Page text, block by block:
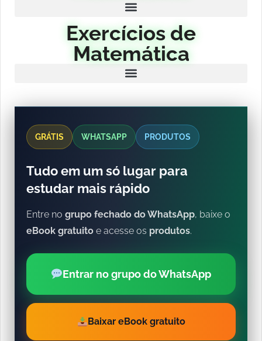
Exercícios de
Matemática
GRÁTIS WHATSAPP PRODUTOS
Tudo em um só lugar para
estudar mais rápido
Entre no grupo fechado do WhatsApp, baixe o
eBook gratuito e acesse os produtos.
Entrar no grupo do WhatsApp
Baixar eBook gratuito